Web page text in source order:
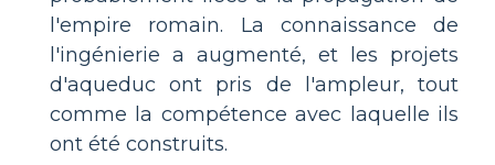
l'empire romain. La connaissance de
l'ingénierie a augmenté, et les projets
d'aqueduc ont pris de l'ampleur, tout
comme la compétence avec laquelle ils
ont été construits.